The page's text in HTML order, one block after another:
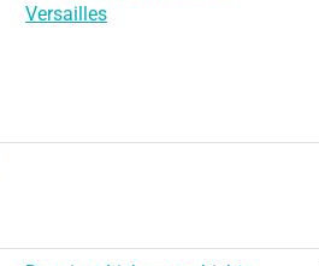
Versailles